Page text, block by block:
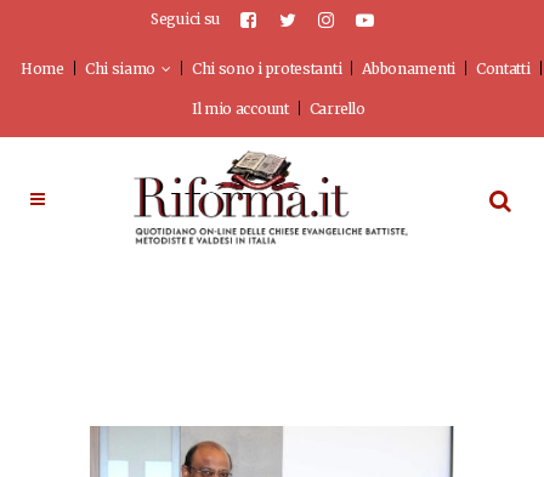
Seguici su
Home Chi siamo Chi sono i protestanti Abbonamenti Contatti
Il mio account Carrello